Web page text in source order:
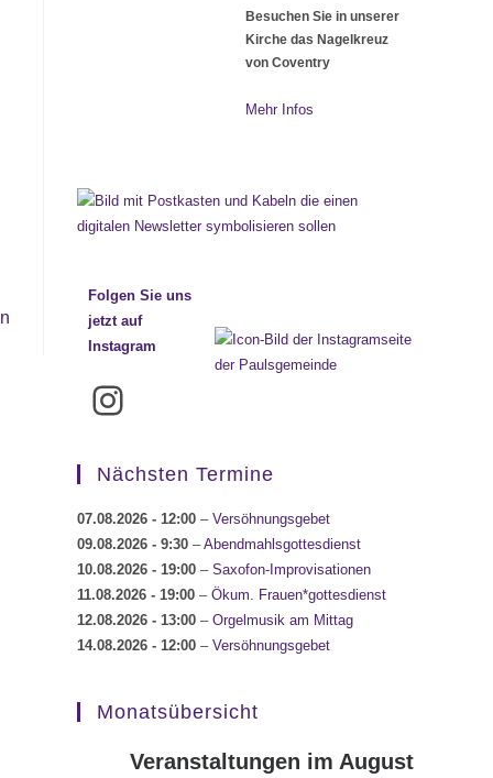
Besuchen Sie in unserer
Kirche das Nagelkreuz
von Coventry
Mehr Infos
Folgen Sie uns
jetzt auf
Instagram
Instagram
Nächsten Termine
07.08.2026 - 12:00 – Versöhnungsgebet
09.08.2026 - 9:30 –Abendmahlsgottesdienst
10.08.2026 - 19:00 – Saxofon-Improvisationen
11.08.2026 - 19:00 – Ökum. Frauen*gottesdienst
12.08.2026 - 13:00 – Orgelmusik am Mittag
14.08.2026 - 12:00 – Versöhnungsgebet
Monatsübersicht
Veranstaltungen im August